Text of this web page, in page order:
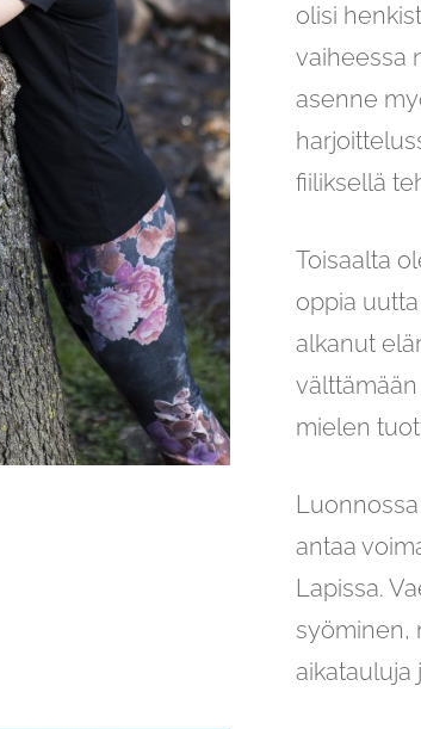
olisi
vaiheessa
asenne
fiiliksellä
Toisaalta
oppia
alkanut
mielen
antaa
Lapissa.
syöminen,
aikatauluja